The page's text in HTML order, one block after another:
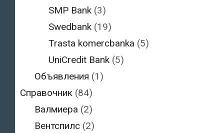
SMP Bank (3)
Swedbank (19)
Trasta komercbanka (5)
UniCredit Bank (5)
Объявления (1)
Справочник (84)
Валмиера (2)
Вентспилс(2)